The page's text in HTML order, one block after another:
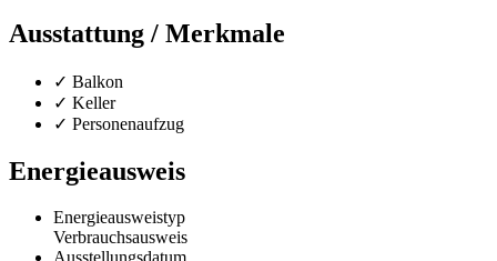
Ausstattung / Merkmale
✓ Balkon
✓ Keller
✓ Personenaufzug
Energieausweis
Energieausweistyp
Verbrauchs­ausweis